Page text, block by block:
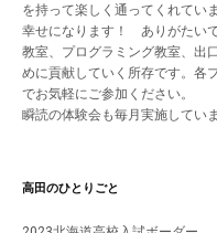
を持って楽しく通ってくれてい
幸せになります！ ありがたい
教室、プログラミング教室、出
めに貢献していく所存です。各
でお気軽にご参加ください。
瞬読の体験会も毎月実施していま
高田のひとりごと